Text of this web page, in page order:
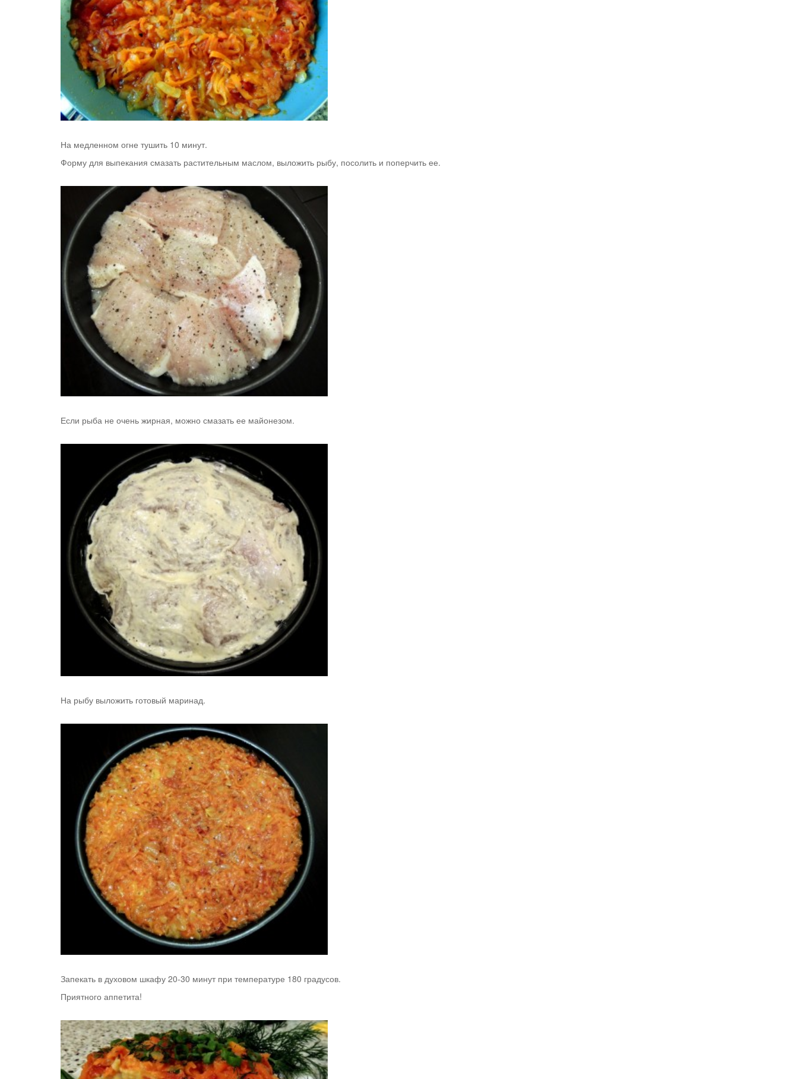
На медленном огне тушить 10 минут.
Форму для выпекания смазать растительным маслом, выложить рыбу, посолить и поперчить ее.
Если рыба не очень жирная, можно смазать ее майонезом.
На рыбу выложить готовый маринад.
Запекать в духовом шкафу 20-30 минут при температуре 180 градусов.
Приятного аппетита!